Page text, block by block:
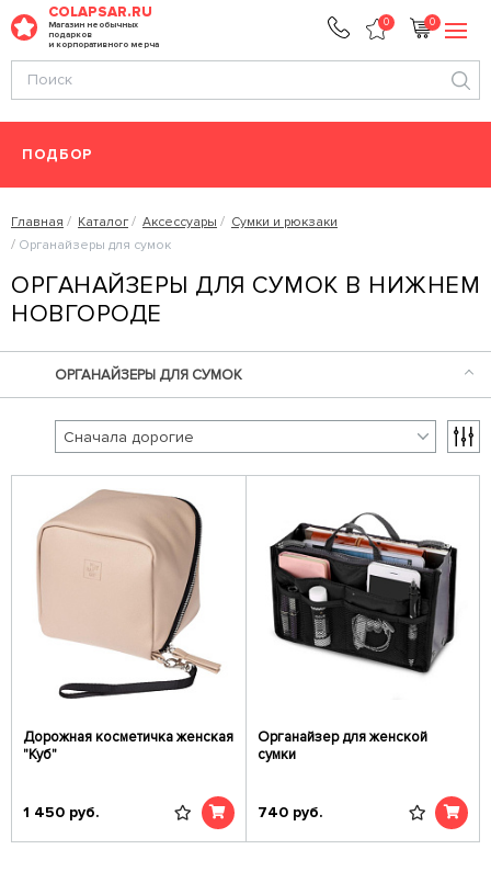
COLAPSAR.RU
Магазин необычных
подарков
и корпоративного мерча
0 0
ПОДБОР
Главная Каталог Аксессуары
Сумки и рюкзаки
Органайзеры для сумок
ОРГАНАЙЗЕРЫ ДЛЯ СУМОК В НИЖНЕМ
НОВГОРОДЕ
ОРГАНАЙЗЕРЫ ДЛЯ СУМОК
Дорожная косметичка женская
"Куб"
1 450 руб.
Органайзер для женской
сумки
740 руб.